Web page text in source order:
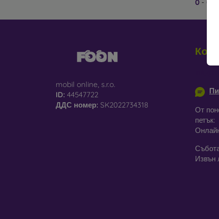
От
0 - 0
mobil online, s.r.o.
ID: 44547722
ДДС ​​номер: SK2022734318
От
петък:
Извън